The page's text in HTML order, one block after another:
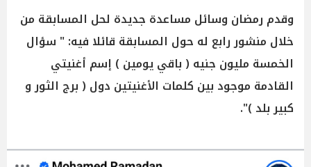
وقدم رمضان وسائل مساعدة جديدة لحل المسابقة من
خلال منشور رابع له حول المسابقة قائلا فيه: " سؤال
الخمسة مليون جنيه ( باقي يومين ) إسم أغنيتي
القادمة موجود بين كلمات الأغنيتين دول ( برج الثور و
كبير بلد )".